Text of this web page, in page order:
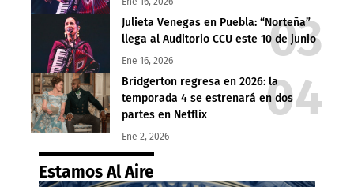
Julieta Venegas en Puebla: “Norteña”
llega al Auditorio CCU este 10 de junio
Ene 16, 2026
Bridgerton regresa en 2026: la
temporada 4 se estrenará en dos
partes en Netflix
Ene 2, 2026
Estamos Al Aire